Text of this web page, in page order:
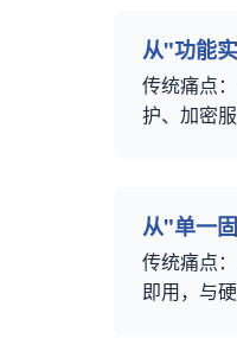
从"功能
传统痛点
护、加密
从"单一
传统痛点
即用，与